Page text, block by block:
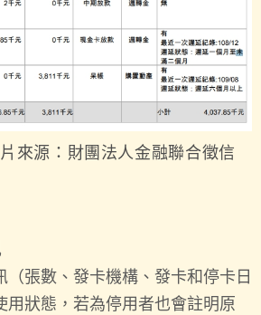
來源：財團法人金融聯合徵信
（張數、發卡機構、發卡和停卡日
用狀態， 若為停用者也會註明原